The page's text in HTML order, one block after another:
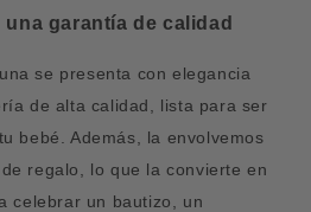
garantía de calidad
se presenta con elegancia
de alta calidad, lista para ser
bebé. Además, la envolvemos
regalo, lo que la convierte en
celebrar un bautizo, un